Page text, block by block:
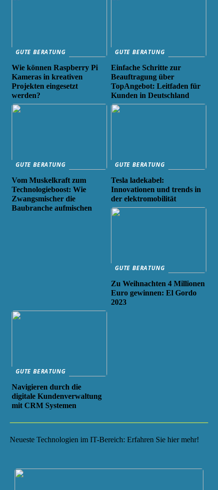
GUTE BERATUNG
Wie können Raspberry Pi
Kameras in kreativen
Projekten eingesetzt
werden?
GUTE BERATUNG
Einfache Schritte zur
Beauftragung über
TopAngebot: Leitfaden für
Kunden in Deutschland
GUTE BERATUNG
Vom Muskelkraft zum
Technologieboost: Wie
Zwangsmischer die
Baubranche aufmischen
GUTE BERATUNG
Tesla ladekabel:
Innovationen und trends in
der elektromobilität
GUTE BERATUNG
Zu Weihnachten 4 Millionen
Euro gewinnen: El Gordo
2023
GUTE BERATUNG
Navigieren durch die
digitale Kundenverwaltung
mit CRM Systemen
Neueste Technologien im IT-Bereich: Erfahren Sie hier mehr!